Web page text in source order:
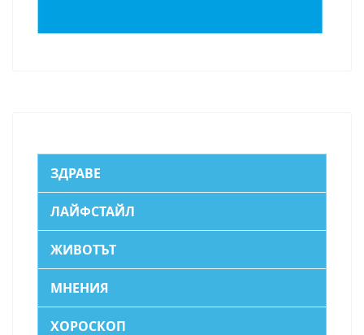
ЗДРАВЕ
ЛАЙФСТАЙЛ
ЖИВОТЪТ
МНЕНИЯ
ХОРОСКОП